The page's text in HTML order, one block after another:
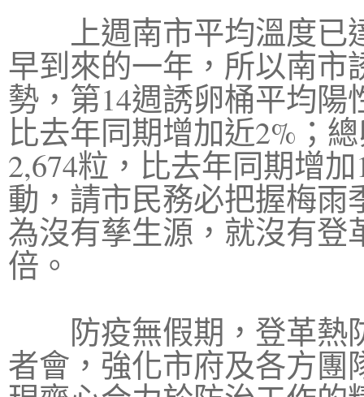
上週南市平均溫度已
早到來的一年，所以南
勢，第14週誘卵桶平均陽
比去年同期增加近2%；
2,674粒，比去年同期增
動，請市民務必把握梅
為沒有孳生源，就沒有
倍。
防疫無假期，登革熱
者會，強化市府及各方